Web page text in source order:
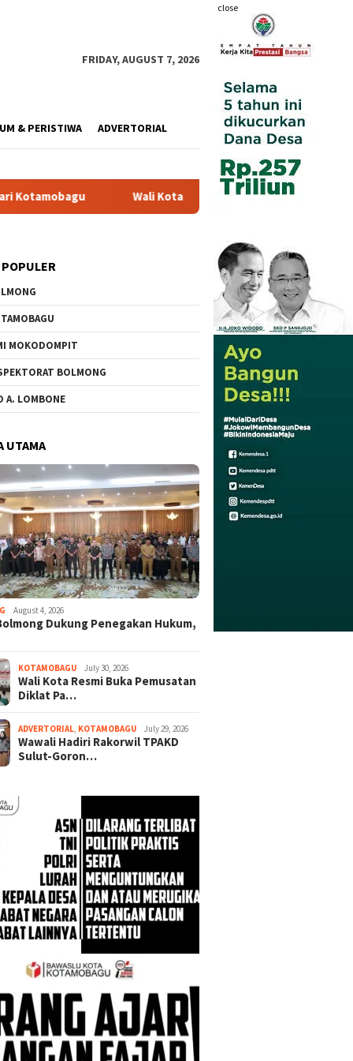
close
FRIDAY, AUGUST 7, 2026
& PERISTIWA ADVERTORIAL
Wali Kota Resmi Buka Pemusatan Diklat Paskibraka di Aula
MOKODOMPIT
BOLMONG
A. LOMBONE
UTAMA
August 4, 2026
Dukung Penegakan Hukum,
KOTAMOBAGU July 30, 2026
Wali Kota Resmi Buka Pemusatan
Diklat Pa…
ADVERTORIAL, KOTAMOBAGU July 29, 2026
Wawali Hadiri Rakorwil TPAKD
Sulut-Goron…